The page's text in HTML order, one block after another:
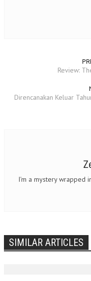
Review:
Direncanakan Keluar
I'm a mystery wrapped
SIMILAR ARTICLES